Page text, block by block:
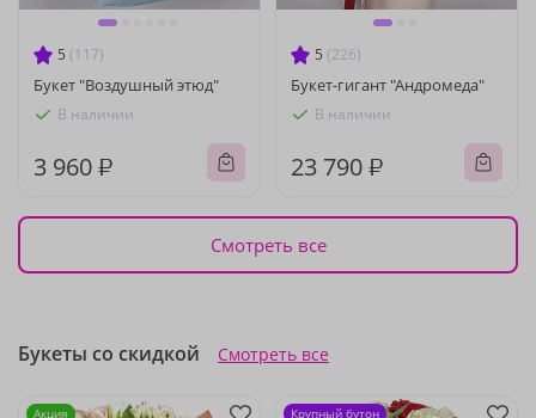
5 (117)
Букет "Воздушный этюд"
В наличии
3 960 ₽
5 (226)
Букет-гигант "Андромеда"
В наличии
23 790 ₽
Смотреть все
Букеты со скидкой Смотреть все
Акция Крупный бутон